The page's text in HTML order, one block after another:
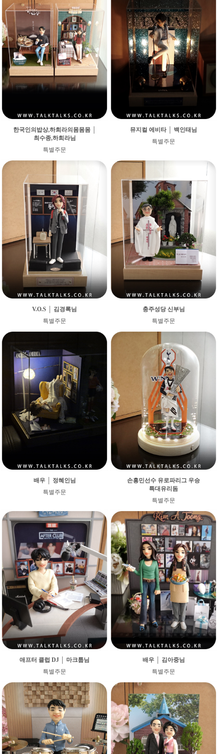
한국인의밥상,하희라의몸몸몸 │
최수종,하희라님
특별주문
뮤지컬 에비타 │ 백인태님
특별주문
V.O.S │ 김경록님
특별주문
충주성당 신부님
특별주문
배우 │ 정혜인님
특별주문
손흥민선수 유로파리그 우승
특대유리돔
특별주문
애프터 클럽 DJ │ 마크툽님
특별주문
배우 │ 김아중님
특별주문